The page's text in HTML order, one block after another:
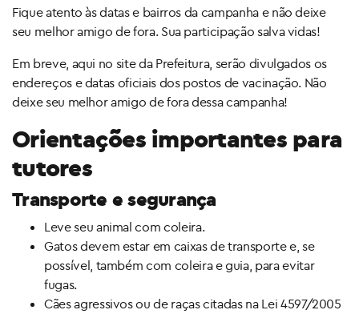
Fique atento às datas e bairros da campanha e não deixe
seu melhor amigo de fora. Sua participação salva vidas!
Em breve, aqui no site da Prefeitura, serão divulgados os
endereços e datas oficiais dos postos de vacinação. Não
deixe seu melhor amigo de fora dessa campanha!
Orientações importantes para
tutores
Transporte e segurança
Leve seu animal com coleira.
Gatos devem estar em caixas de transporte e, se
possível, também com coleira e guia, para evitar
fugas.
Cães agressivos ou de raças citadas na Lei 4597/2005